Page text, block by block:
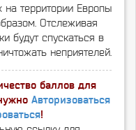
территории Европы
Отслеживая
будут спускаться в
неприятелей.
баллов для
Авторизоваться
!